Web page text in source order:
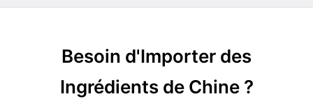
Besoin d'Importer des
Ingrédients de Chine ?